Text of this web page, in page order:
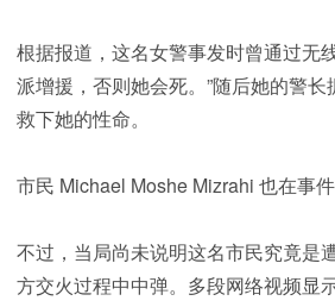
根据报道，这名女警事发时曾通过无
派增援，否则她会死。”随后她的警长
救下她的性命。
市民 Michael Moshe Mizrahi 也在事件
不过，当局尚未说明这名市民究竟是
方交火过程中中弹。多段网络视频显